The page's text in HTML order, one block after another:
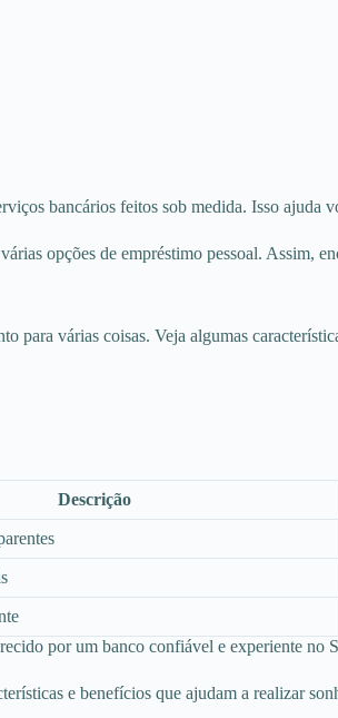
bancários feitos sob medida. Isso ajuda
opções de empréstimo pessoal. Assim,
para várias coisas. Veja algumas
Descrição
por um banco confiável e experiente no
e benefícios que ajudam a realizar